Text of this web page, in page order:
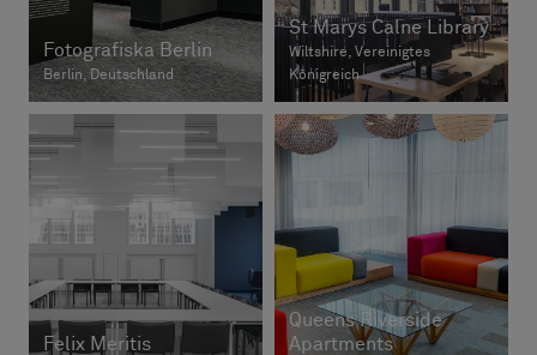
Fotografiska Berlin
Berlin, Deutschland
St Marys Calne Library
Wiltshire, Vereinigtes
Königreich
Felix Meritis
Queens Riverside
Apartments